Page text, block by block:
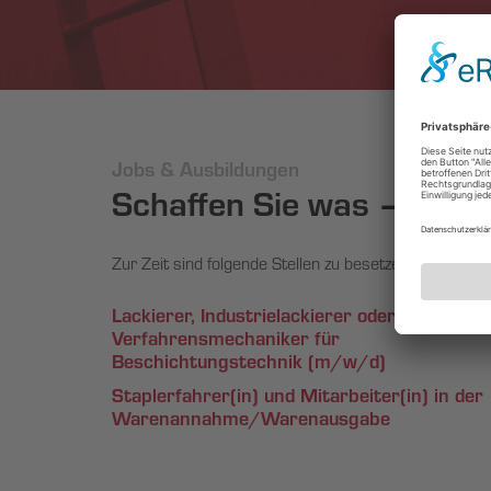
Jobs & Ausbildungen
Schaffen Sie was – mit
Zur Zeit sind folgende Stellen zu besetzen:
Lackierer, Industrielackierer oder
Verfahrensmechaniker für
Beschichtungstechnik (m/w/d)
Staplerfahrer(in) und Mitarbeiter(in) in der
Warenannahme/Warenausgabe